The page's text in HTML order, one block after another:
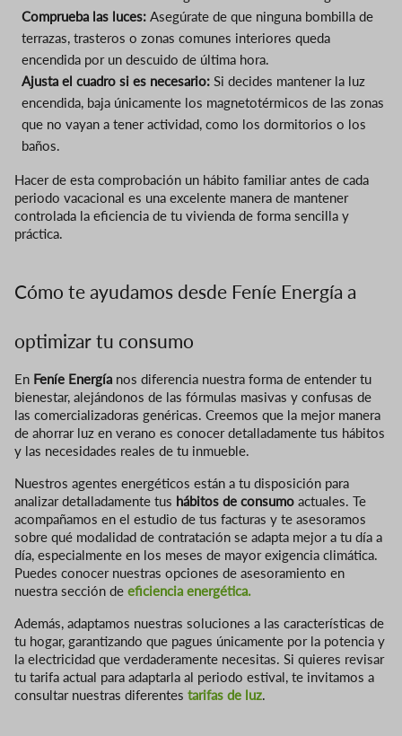
Comprueba las luces: Asegúrate de que ninguna bombilla de
terrazas, trasteros o zonas comunes interiores queda
encendida por un descuido de última hora.
Ajusta el cuadro si es necesario: Si decides mantener la luz
encendida, baja únicamente los magnetotérmicos de las zonas
que no vayan a tener actividad, como los dormitorios o los
baños.
Hacer de esta comprobación un hábito familiar antes de cada
periodo vacacional es una excelente manera de mantener
controlada la eficiencia de tu vivienda de forma sencilla y
práctica.
Cómo te ayudamos desde Feníe Energía a
optimizar tu consumo
En Feníe Energía nos diferencia nuestra forma de entender tu
bienestar, alejándonos de las fórmulas masivas y confusas de
las comercializadoras genéricas. Creemos que la mejor manera
de ahorrar luz en verano es conocer detalladamente tus hábitos
y las necesidades reales de tu inmueble.
Nuestros agentes energéticos están a tu disposición para
analizar detalladamente tus hábitos de consumo actuales. Te
acompañamos en el estudio de tus facturas y te asesoramos
sobre qué modalidad de contratación se adapta mejor a tu día a
día, especialmente en los meses de mayor exigencia climática.
Puedes conocer nuestras opciones de asesoramiento en
nuestra sección de eficiencia energética.
Además, adaptamos nuestras soluciones a las características de
tu hogar, garantizando que pagues únicamente por la potencia y
la electricidad que verdaderamente necesitas. Si quieres revisar
tu tarifa actual para adaptarla al periodo estival, te invitamos a
consultar nuestras diferentes tarifas de luz.